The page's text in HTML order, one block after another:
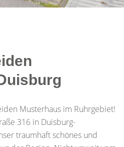
Musterhaus im Ruhrgebiet!
316 in Duisburg-
traumhaft schönes und